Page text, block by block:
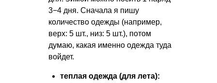
3−4 дня. Сначала я пишу
количество одежды (например,
верх: 5 шт., низ: 5 шт.), потом
думаю, какая именно одежда туда
войдет.
теплая одежда (для лета):